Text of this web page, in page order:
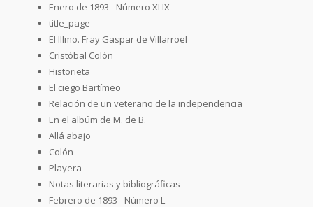
Enero de 1893 - Número XLIX
title_page
El Illmo. Fray Gaspar de Villarroel
Cristóbal Colón
Historieta
El ciego Bartímeo
Relación de un veterano de la independencia
En el albúm de M. de B.
Allá abajo
Colón
Playera
Notas literarias y bibliográficas
Febrero de 1893 - Número L